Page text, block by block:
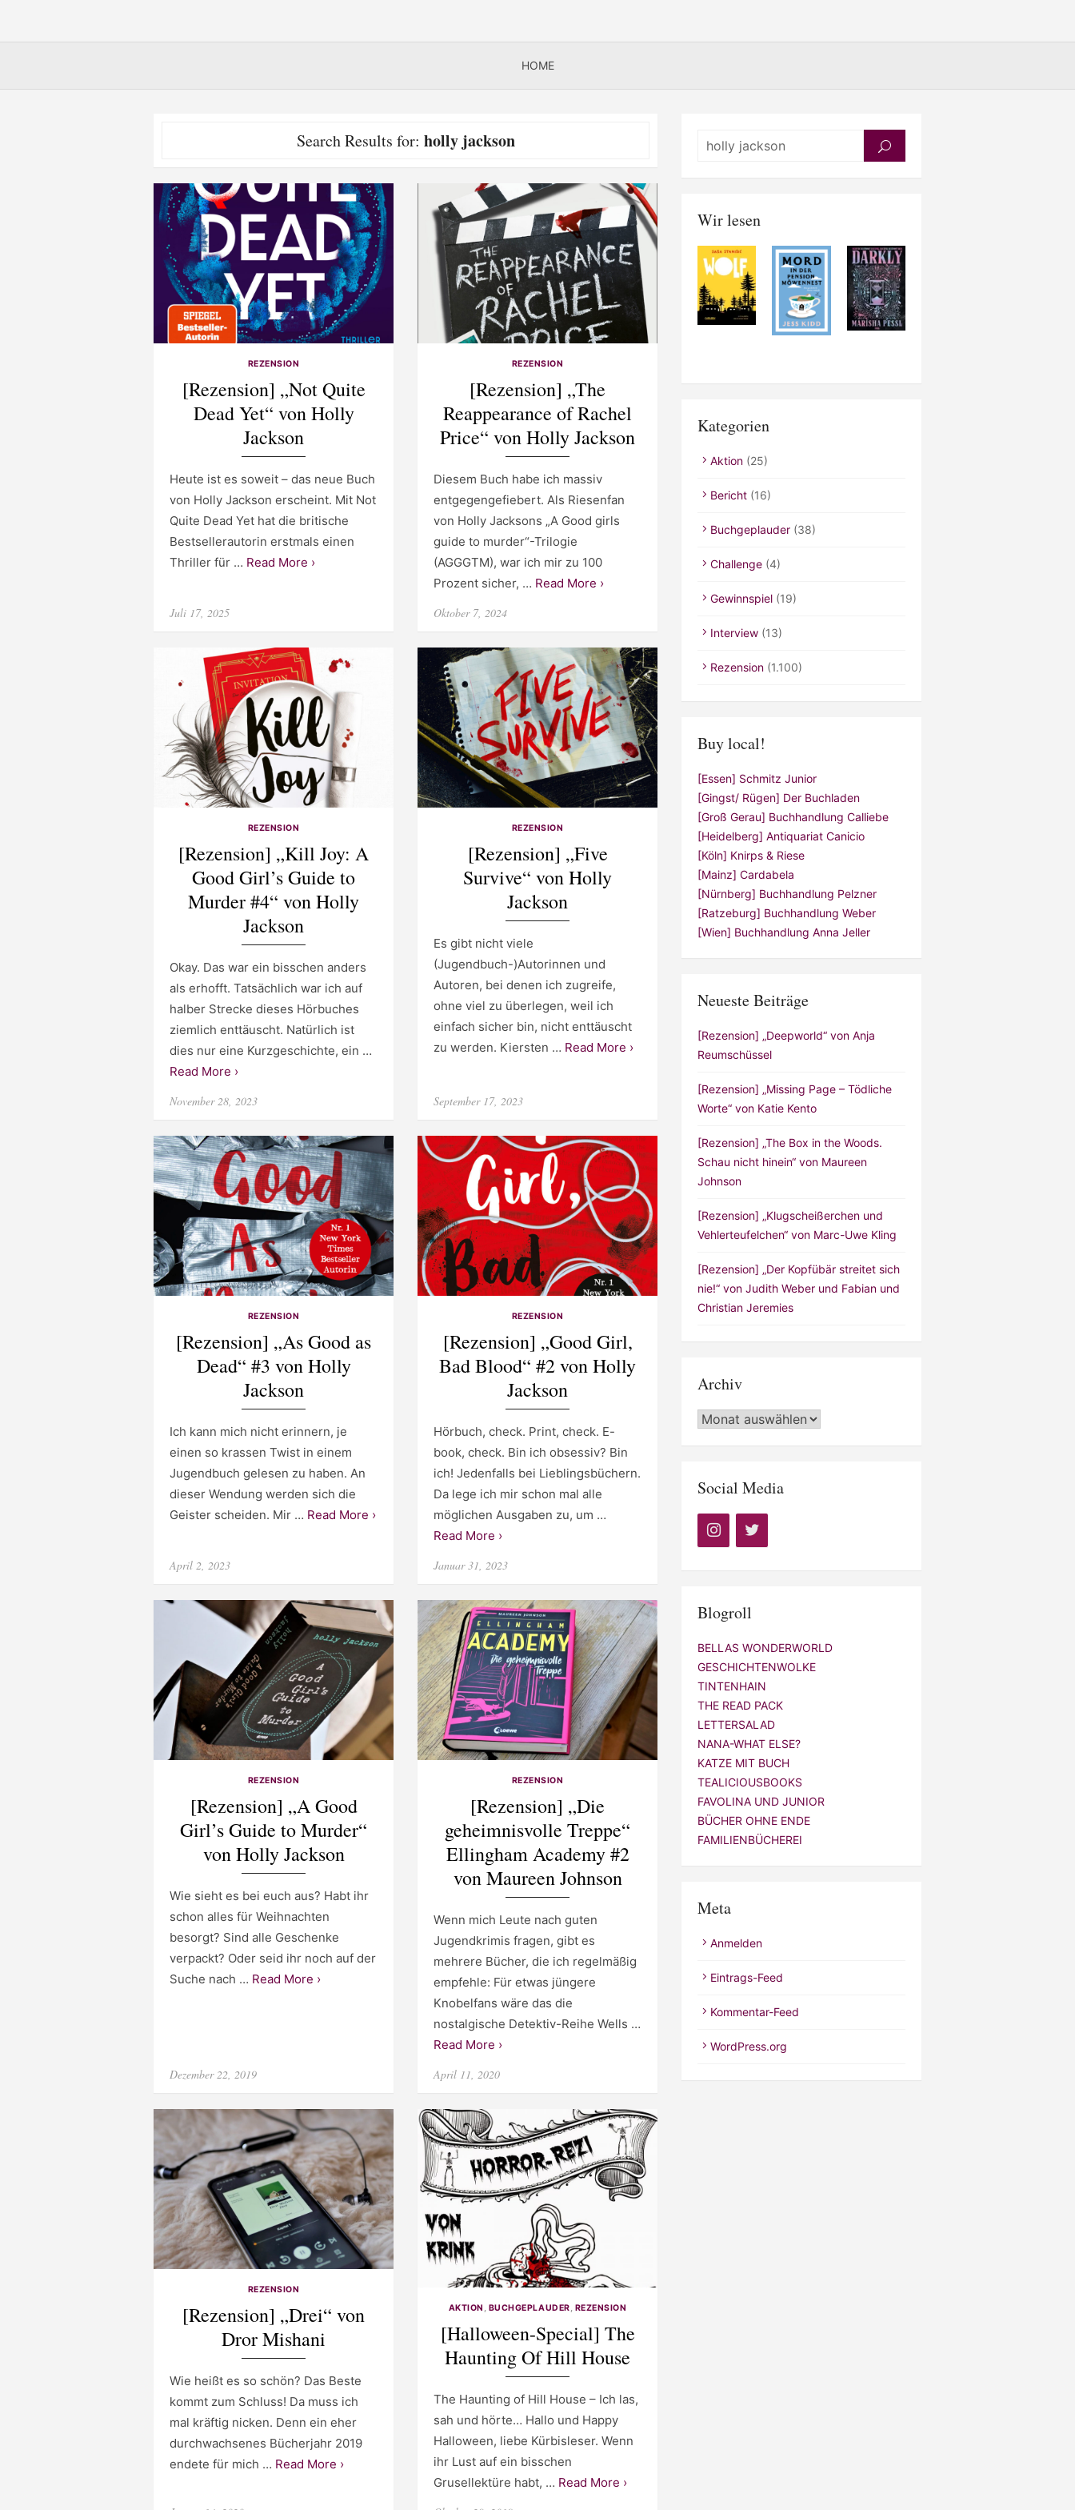
HOME
Search Results for: holly jackson
REZENSION
[Rezension] „Not Quite
Dead Yet“ von Holly
Jackson
Heute ist es soweit – das neue Buch
von Holly Jackson erscheint. Mit Not
Quite Dead Yet hat die britische
Bestsellerautorin erstmals einen
Thriller für … Read More ›
Posted
Juli 17, 2025
REZENSION
[Rezension] „The
Reappearance of Rachel
Price“ von Holly Jackson
Diesem Buch habe ich massiv
entgegengefiebert. Als Riesenfan
von Holly Jacksons „A Good girls
guide to murder“-Trilogie
(AGGGTM), war ich mir zu 100
Prozent sicher, … Read More ›
Posted
Oktober 7, 2024
REZENSION
[Rezension] „Kill Joy: A
Good Girl’s Guide to
Murder #4“ von Holly
Jackson
Okay. Das war ein bisschen anders
als erhofft. Tatsächlich war ich auf
halber Strecke dieses Hörbuches
ziemlich enttäuscht. Natürlich ist
dies nur eine Kurzgeschichte, ein …
Read More ›
Posted
November 28, 2023
REZENSION
[Rezension] „Five
Survive“ von Holly
Jackson
Es gibt nicht viele
(Jugendbuch-)Autorinnen und
Autoren, bei denen ich zugreife,
ohne viel zu überlegen, weil ich
einfach sicher bin, nicht enttäuscht
zu werden. Kiersten … Read More ›
Posted
September 17, 2023
REZENSION
[Rezension] „As Good as
Dead“ #3 von Holly
Jackson
Ich kann mich nicht erinnern, je
einen so krassen Twist in einem
Jugendbuch gelesen zu haben. An
dieser Wendung werden sich die
Geister scheiden. Mir … Read More ›
Posted
April 2, 2023
REZENSION
[Rezension] „Good Girl,
Bad Blood“ #2 von Holly
Jackson
Hörbuch, check. Print, check. E-
book, check. Bin ich obsessiv? Bin
ich! Jedenfalls bei Lieblingsbüchern.
Da lege ich mir schon mal alle
möglichen Ausgaben zu, um …
Read More ›
Posted
Januar 31, 2023
REZENSION
[Rezension] „A Good
Girl’s Guide to Murder“
von Holly Jackson
Wie sieht es bei euch aus? Habt ihr
schon alles für Weihnachten
besorgt? Sind alle Geschenke
verpackt? Oder seid ihr noch auf der
Suche nach … Read More ›
Posted
Dezember 22, 2019
REZENSION
[Rezension] „Die
geheimnisvolle Treppe“
Ellingham Academy #2
von Maureen Johnson
Wenn mich Leute nach guten
Jugendkrimis fragen, gibt es
mehrere Bücher, die ich regelmäßig
empfehle: Für etwas jüngere
Knobelfans wäre das die
nostalgische Detektiv-Reihe Wells …
Read More ›
Posted
April 11, 2020
REZENSION
[Rezension] „Drei“ von
Dror Mishani
Wie heißt es so schön? Das Beste
kommt zum Schluss! Da muss ich
mal kräftig nicken. Denn ein eher
durchwachsenes Bücherjahr 2019
endete für mich … Read More ›
AKTION , BUCHGEPLAUDER, REZENSION
[Halloween-Special] The
Haunting Of Hill House
The Haunting of Hill House – Ich las,
sah und hörte… Hallo und Happy
Halloween, liebe Kürbisleser. Wenn
ihr Lust auf ein bisschen
Grusellektüre habt, … Read More ›
SEARCH
Wir lesen
Kategorien
Aktion (25)
Bericht (16)
Buchgeplauder (38)
Challenge (4)
Gewinnspiel (19)
Interview (13)
Rezension (1.100)
Buy local!
[Essen] Schmitz Junior
[Gingst/ Rügen] Der Buchladen
[Groß Gerau] Buchhandlung Calliebe
[Heidelberg] Antiquariat Canicio
[Köln] Knirps & Riese
[Mainz] Cardabela
[Nürnberg] Buchhandlung Pelzner
[Ratzeburg] Buchhandlung Weber
[Wien] Buchhandlung Anna Jeller
Neueste Beiträge
[Rezension] „Deepworld“ von Anja
Reumschüssel
[Rezension] „Missing Page – Tödliche
Worte“ von Katie Kento
[Rezension] „The Box in the Woods.
Schau nicht hinein“ von Maureen
Johnson
[Rezension] „Klugscheißerchen und
Vehlerteufelchen“ von Marc-Uwe Kling
[Rezension] „Der Kopfübär streitet sich
nie!“ von Judith Weber und Fabian und
Christian Jeremies
Archiv
Archiv
Social Media
Blogroll
BELLAS WONDERWORLD
GESCHICHTENWOLKE
TINTENHAIN
THE READ PACK
LETTERSALAD
NANA-WHAT ELSE?
KATZE MIT BUCH
TEALICIOUSBOOKS
FAVOLINA UND JUNIOR
BÜCHER OHNE ENDE
FAMILIENBÜCHEREI
Meta
Anmelden
Eintrags-Feed
Kommentar-Feed
WordPress.org